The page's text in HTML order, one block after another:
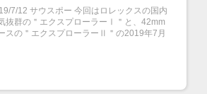
7/12 サウスポー 今回はロレックスの国内
抜群の＂エクスプローラーⅠ＂と、42mm
スの＂エクスプローラーⅡ＂の2019年7月